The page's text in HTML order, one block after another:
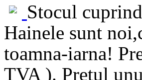
Stocul
Hainele sunt
toamna-iarna!
TVA ). Pretul